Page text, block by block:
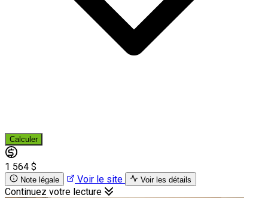
Calculer
1 564 $
Note légale Voir le site Voir les détails
Continuez votre lecture